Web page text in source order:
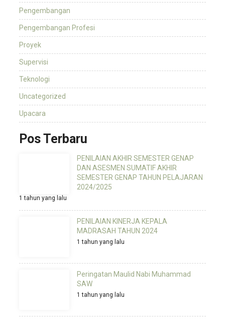
Pengembangan
Pengembangan Profesi
Proyek
Supervisi
Teknologi
Uncategorized
Upacara
Pos Terbaru
PENILAIAN AKHIR SEMESTER GENAP
DAN ASESMEN SUMATIF AKHIR
SEMESTER GENAP TAHUN PELAJARAN
2024/2025
1 tahun yang lalu
PENILAIAN KINERJA KEPALA
MADRASAH TAHUN 2024
1 tahun yang lalu
Peringatan Maulid Nabi Muhammad
SAW
1 tahun yang lalu